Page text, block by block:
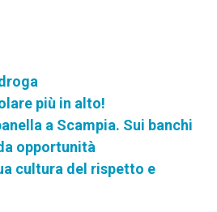
più in alto!
a Scampia. Sui banchi
opportunità
cultura del rispetto e